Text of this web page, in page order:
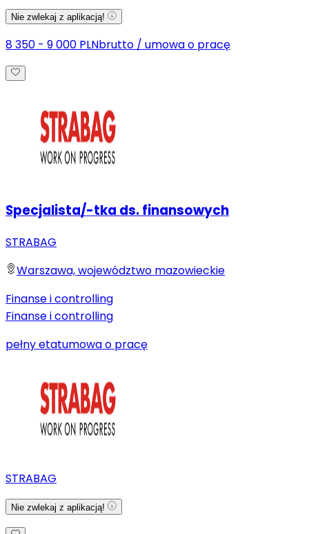
Nie zwlekaj z aplikacją!
8 350 - 9 000 PLNbrutto / umowa o pracę
Specjalista/-tka ds. finansowych
STRABAG
Warszawa, województwo mazowieckie
Finanse i controlling
Finanse i controlling
pełny etatumowa o pracę
STRABAG
Nie zwlekaj z aplikacją!